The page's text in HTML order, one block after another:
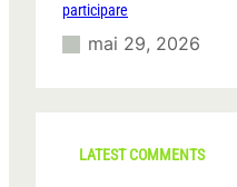
participare
mai 29, 2026
LATEST COMMENTS